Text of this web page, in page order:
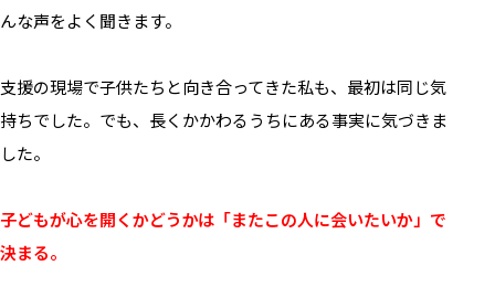
んな声をよく聞きます。
支援の現場で子供たちと向き合ってきた私も、最初は同じ気
持ちでした。でも、長くかかわるうちにある事実に気づきま
した。
子どもが心を開くかどうかは「またこの人に会いたいか」で
決まる。